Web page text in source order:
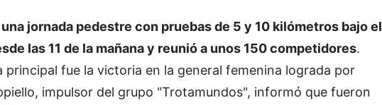
jornada pedestre con pruebas de 5 y 10 kilómetros bajo el
las 11 de la mañana y reunió a unos 150 competidores.
fue la victoria en la general femenina lograda por
impulsor del grupo "Trotamundos", informó que fueron